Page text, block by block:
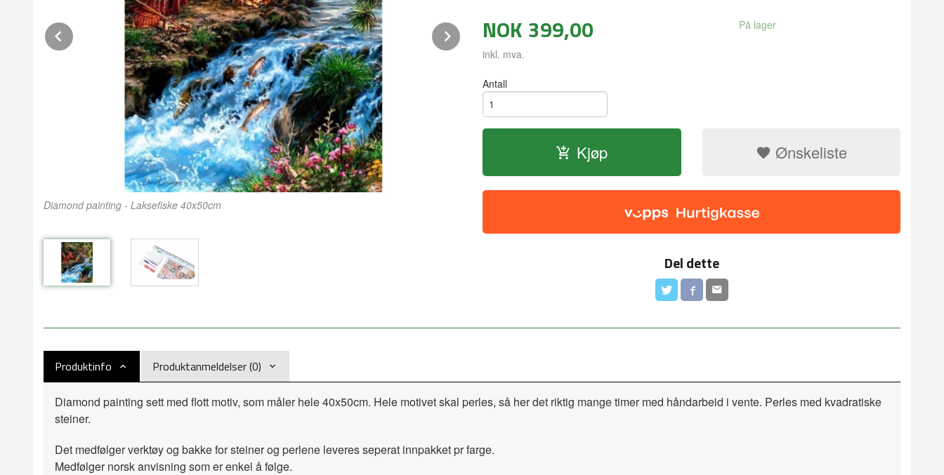
Diamond painting - Laksefiske 40x50cm
NextNOK 399,00
inkl. mva.
På lager
Antall
Kjøp Ønskeliste
Del dette
Produktinfo Produktanmeldelser (0)
Diamond painting sett med flott motiv, som måler hele 40x50cm. Hele motivet skal perles, så her det riktig mange timer med håndarbeid i vente. Perles med kvadratiske
steiner.
Det medfølger verktøy og bakke for steiner og perlene leveres seperat innpakket pr farge.
Medfølger norsk anvisning som er enkel å følge.